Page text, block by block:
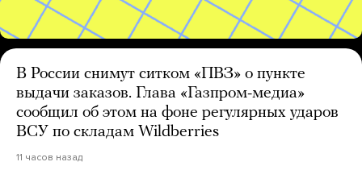
В России снимут ситком «ПВЗ» о пункте
выдачи заказов. Глава «Газпром-медиа»
сообщил об этом на фоне регулярных ударов
ВСУ по складам Wildberries
11 часов назад